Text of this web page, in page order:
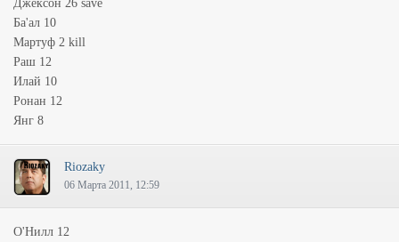
Джексон 26 save
Ба'ал 10
Мартуф 2 kill
Раш 12
Илай 10
Ронан 12
Янг 8
Riozaky
06 Марта 2011, 12:59
О'Нилл 12